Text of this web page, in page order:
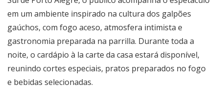
em um ambiente inspirado na cultura dos galpões
gaúchos, com fogo aceso, atmosfera intimista e
gastronomia preparada na parrilla. Durante toda a
noite, o cardápio à la carte da casa estará disponível,
reunindo cortes especiais, pratos preparados no fogo
e bebidas selecionadas.